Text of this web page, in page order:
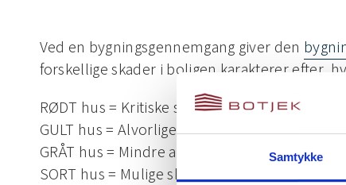
Samtykke
Ved en bygningsgennemgang giver den
forskellige skader i boligen karakterer efter,
RØDT hus = Kritiske skader
GULT hus = Alvorlige skader
GRÅT hus = Mindre alvorlige skader
SORT hus = Mulige skader